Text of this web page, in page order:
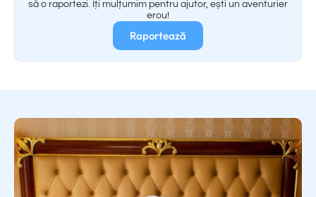
să o raportezi. Îți mulțumim pentru ajutor, ești un aventurier
erou!
Raportează